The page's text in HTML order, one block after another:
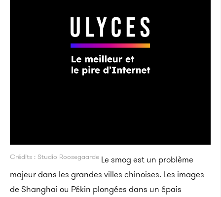
Crédits : Studio Roosegaarde Le smog est un problème
majeur dans les grandes villes chinoises. Les images
de Shanghai ou Pékin plongées dans un épais